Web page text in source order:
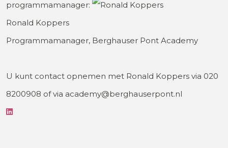
programmamanager:
Ronald Koppers
Programmamanager, Berghauser Pont Academy
U kunt contact opnemen met Ronald Koppers via 020
8200908 of via academy@berghauserpont.nl